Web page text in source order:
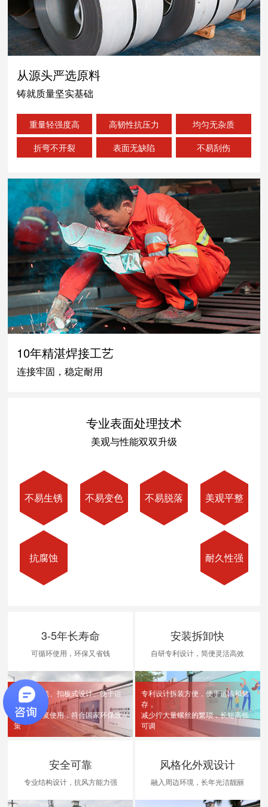
从源头严选原料
铸就质量坚实基础
重量轻强度高 高韧性抗压力
均匀无杂质
折弯不开裂
表面无缺陷 不易刮伤
10年精湛焊接工艺
连接牢固，稳定耐用
专业表面处理技术
美观与性能双双升级
不易生锈 不易变色 不易脱落 美观平整
抗腐蚀 耐久性强
3-5年长寿命
可循环使用，环保又省钱
卡槽式安装、扣板式设计、便于运
输和储存
可多次重复使用，符合国家环保政
策
安装拆卸快
自研专利设计，简便灵活高效
专利设计拆装方便，便于运输和储
存，
减少拧大量螺丝的繁琐，长短高低
可调
安全可靠
专业结构设计，抗风方能力强
风格化外观设计
融入周边环境，长年光洁靓丽